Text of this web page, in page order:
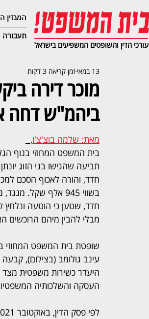
המגזין
תעבורה
עורכי הדין והשופטים המשפיעים בישראל
מוכר דירה
ביהמ"ש דחה
13 במאי זמן קריאה 3 דקות
מאת: שלמה בוצ'צ'ו,
בית המשפט המחוזי בנוף
תביעה שהגישו בני הזוג
חדד, והורה לאכוף הסכם
בשווי 945 אלף שקל.
חדד, שטען כי הוטעה
מבלי להבין מיהם הרוכשים
שופטת בית המשפט המחוזי
עינב גולומב (בצילום),
היעדר כשירות משפטית
העסקה והשלכותיה